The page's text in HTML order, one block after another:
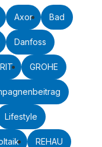
Axor Bad
Danfoss
GROHE
Lifestyle
REHAU